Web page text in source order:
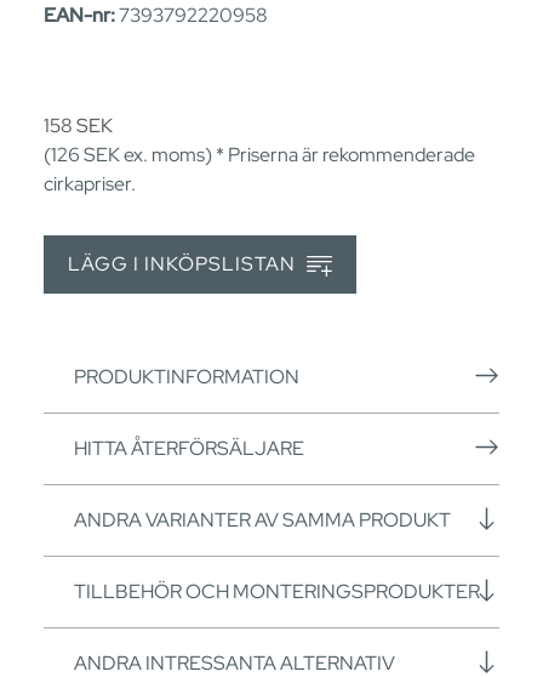
EAN-nr:7393792220958
158SEK
(126SEKex. moms) * Priserna är rekommenderade
cirkapriser.
LÄGG I INKÖPSLISTAN
PRODUKTINFORMATION
HITTA ÅTERFÖRSÄLJARE
ANDRA VARIANTER AV SAMMA PRODUKT
TILLBEHÖR OCH MONTERINGSPRODUKTER
ANDRA INTRESSANTA ALTERNATIV